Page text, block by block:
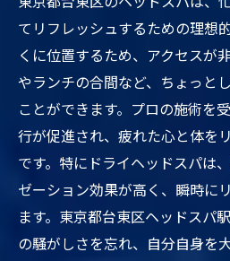
てリフレッシュするための理想
くに位置するため、アクセスが
やランチの合間など、ちょっと
ことができます。プロの施術を
行が促進され、疲れた心と体を
です。特にドライヘッドスパは
ゼーション効果が高く、瞬時に
ます。東京都台東区ヘッドスパ
の騒がしさを忘れ、自分自身を